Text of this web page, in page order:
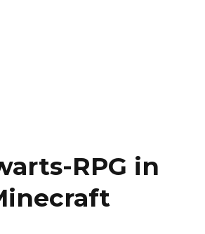
RPG in